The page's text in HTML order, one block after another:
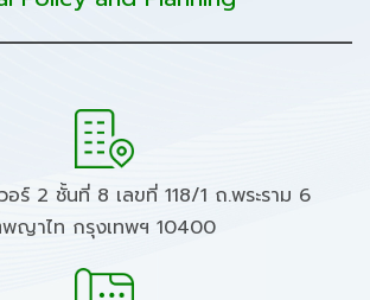
อร์ 2 ชั้นที่ 8 เลขที่ 118/1 ถ.พระราม 6
ญาไท กรุงเทพฯ 10400